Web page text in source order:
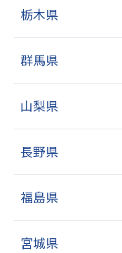
栃木県
群馬県
山梨県
長野県
福島県
宮城県